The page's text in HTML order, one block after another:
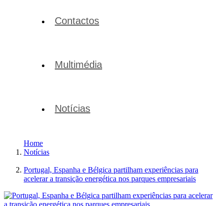
Contactos
Multimédia
Notícias
Home
Notícias
Portugal, Espanha e Bélgica partilham experiências para
acelerar a transição energética nos parques empresariais